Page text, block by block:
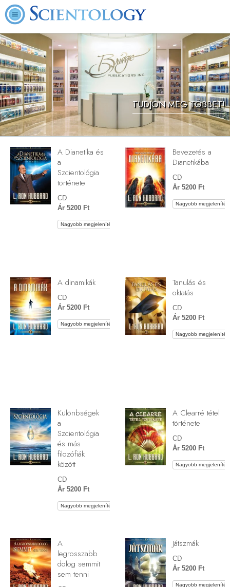
TUDJON MEG TÖBBET!
A Dianetika és
a
Szcientológia
története
CD
Ár 5200 Ft
Nagyobb megjelenítés
Bevezetés a
Dianetikába
CD
Ár 5200 Ft
Nagyobb megjelenítés
A dinamikák
CD
Ár 5200 Ft
Nagyobb megjelenítés
Tanulás és
oktatás
CD
Ár 5200 Ft
Nagyobb megjelenítés
Különbségek
a
Szcientológia
és más
filozófiák
között
CD
Ár 5200 Ft
Nagyobb megjelenítés
A Clearré tétel
története
CD
Ár 5200 Ft
Nagyobb megjelenítés
A
legrosszabb
dolog semmit
sem tenni
Játszmák
CD
Ár 5200 Ft
Nagyobb megjelenítés